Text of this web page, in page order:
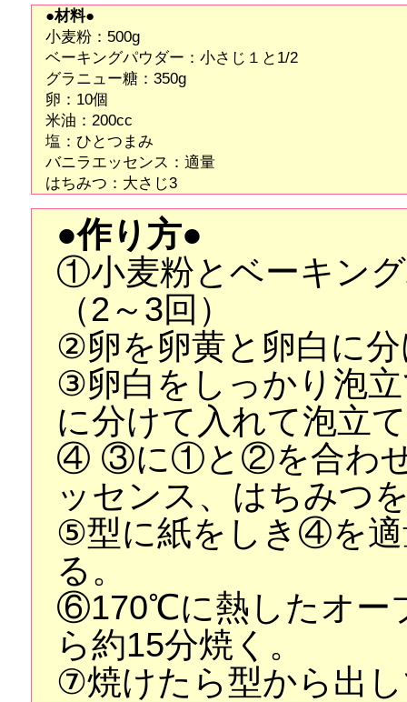
●材料●
小麦粉：500g
ベーキングパウダー：小さじ１と1/2
グラニュー糖：350g
卵：10個
米油：200cc
塩：ひとつまみ
バニラエッセンス：適量
はちみつ：大さじ3
●作り方●
①小麦粉とベーキン
（2～3回）
②卵を卵黄と卵白に
③卵白をしっかり泡
に分けて入れて泡立
④ ③に①と②を合わせ
ッセンス、はちみつ
⑤型に紙をしき④を適
る。
⑥170℃に熱したオー
ら約15分焼く。
⑦焼けたら型から出